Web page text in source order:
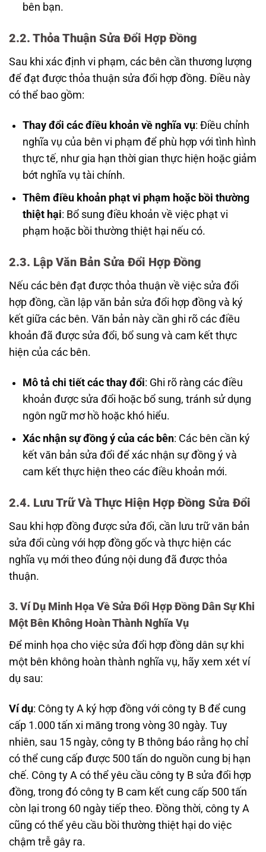
bên bạn.
2.2. Thỏa Thuận Sửa Đổi Hợp Đồng
Sau khi xác định vi phạm, các bên cần thương lượng
để đạt được thỏa thuận sửa đổi hợp đồng. Điều này
có thể bao gồm:
Thay đổi các điều khoản về nghĩa vụ: Điều chỉnh
nghĩa vụ của bên vi phạm để phù hợp với tình hình
thực tế, như gia hạn thời gian thực hiện hoặc giảm
bớt nghĩa vụ tài chính.
Thêm điều khoản phạt vi phạm hoặc bồi thường
thiệt hại: Bổ sung điều khoản về việc phạt vi
phạm hoặc bồi thường thiệt hại nếu có.
2.3. Lập Văn Bản Sửa Đổi Hợp Đồng
Nếu các bên đạt được thỏa thuận về việc sửa đổi
hợp đồng, cần lập văn bản sửa đổi hợp đồng và ký
kết giữa các bên. Văn bản này cần ghi rõ các điều
khoản đã được sửa đổi, bổ sung và cam kết thực
hiện của các bên.
Mô tả chi tiết các thay đổi: Ghi rõ ràng các điều
khoản được sửa đổi hoặc bổ sung, tránh sử dụng
ngôn ngữ mơ hồ hoặc khó hiểu.
Xác nhận sự đồng ý của các bên: Các bên cần ký
kết văn bản sửa đổi để xác nhận sự đồng ý và
cam kết thực hiện theo các điều khoản mới.
2.4. Lưu Trữ Và Thực Hiện Hợp Đồng Sửa Đổi
Sau khi hợp đồng được sửa đổi, cần lưu trữ văn bản
sửa đổi cùng với hợp đồng gốc và thực hiện các
nghĩa vụ mới theo đúng nội dung đã được thỏa
thuận.
3. Ví Dụ Minh Họa Về Sửa Đổi Hợp Đồng Dân Sự Khi
Một Bên Không Hoàn Thành Nghĩa Vụ
Để minh họa cho việc sửa đổi hợp đồng dân sự khi
một bên không hoàn thành nghĩa vụ, hãy xem xét ví
dụ sau:
Ví dụ: Công ty A ký hợp đồng với công ty B để cung
cấp 1.000 tấn xi măng trong vòng 30 ngày. Tuy
nhiên, sau 15 ngày, công ty B thông báo rằng họ chỉ
có thể cung cấp được 500 tấn do nguồn cung bị hạn
chế. Công ty A có thể yêu cầu công ty B sửa đổi hợp
đồng, trong đó công ty B cam kết cung cấp 500 tấn
còn lại trong 60 ngày tiếp theo. Đồng thời, công ty A
cũng có thể yêu cầu bồi thường thiệt hại do việc
chậm trễ gây ra.